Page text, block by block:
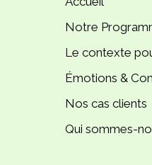
Notre
Le contexte
Émotions &
Nos cas clients
Qui sommes-